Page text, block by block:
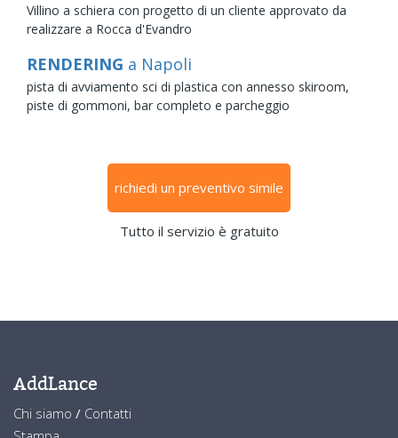
Villino a schiera con progetto di un cliente approvato da
realizzare a Rocca d'Evandro
RENDERING a Napoli
pista di avviamento sci di plastica con annesso skiroom,
piste di gommoni, bar completo e parcheggio
richiedi un preventivo simile
Tutto il servizio è gratuito
AddLance
Chi siamo / Contatti